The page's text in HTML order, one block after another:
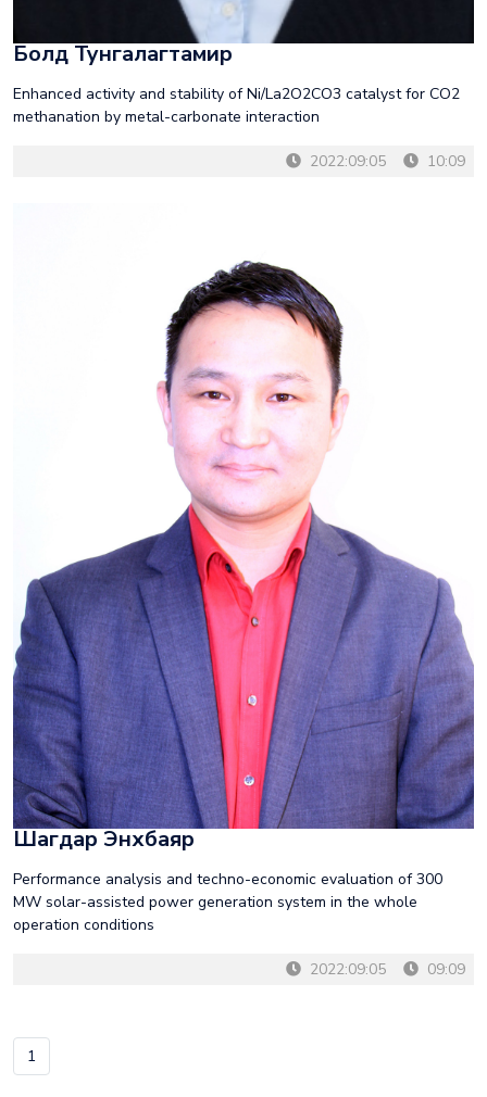
Болд Тунгалагтамир
Enhanced activity and stability of Ni/La2O2CO3 catalyst for CO2
methanation by metal-carbonate interaction
2022:09:05 10:09
Шагдар Энхбаяр
Performance analysis and techno-economic evaluation of 300
MW solar-assisted power generation system in the whole
operation conditions
2022:09:05 09:09
1